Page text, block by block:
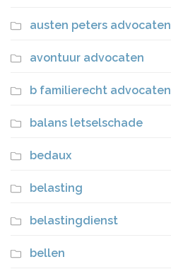
austen peters advocaten
avontuur advocaten
b familierecht advocaten
balans letselschade
bedaux
belasting
belastingdienst
bellen